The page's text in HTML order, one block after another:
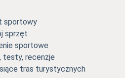
sportowy
sprzęt
sportowe
testy, recenzje
tras turystycznych